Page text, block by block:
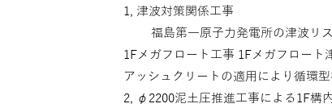
1, 津波対策関係工事
福島第一原子力発電所の津波リス
1Fメガフロート工事 1Fメガフロート
アッシュクリートの適用により循環
2, φ2200泥土圧推進工事による1F構